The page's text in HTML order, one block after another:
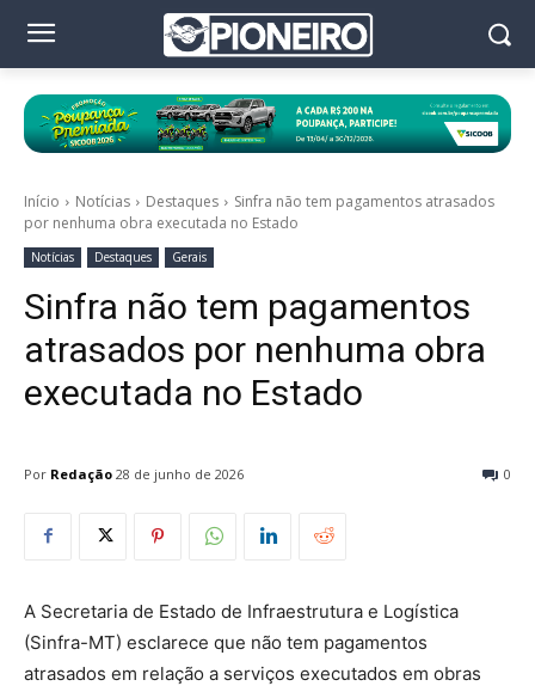
Início Notícias Destaques
Sinfra não tem pagamentos atrasados
por nenhuma obra executada no Estado
Notícias Destaques Gerais
Sinfra não tem pagamentos
atrasados por nenhuma obra
executada no Estado
Por Redação 0
28 de junho de 2026
A Secretaria de Estado de Infraestrutura e Logística
(Sinfra-MT) esclarece que não tem pagamentos
atrasados em relação a serviços executados em obras